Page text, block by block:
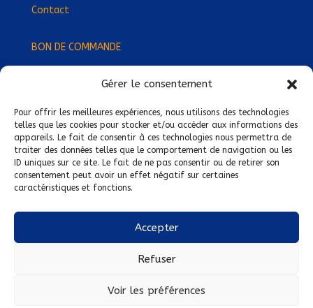
Gérer le consentement
Pour offrir les meilleures expériences, nous utilisons des technologies
telles que les cookies pour stocker et/ou accéder aux informations des
appareils. Le fait de consentir à ces technologies nous permettra de
traiter des données telles que le comportement de navigation ou les
ID uniques sur ce site. Le fait de ne pas consentir ou de retirer son
consentement peut avoir un effet négatif sur certaines
caractéristiques et fonctions.
Accepter
Refuser
Voir les préférences
Contact
BON DE COMMANDE
Devenez Délégué·e Régional·e !
Trouvez-nous près de chez vous !
Mentions légales
Conditions générales de vente
Politique de confidentialité